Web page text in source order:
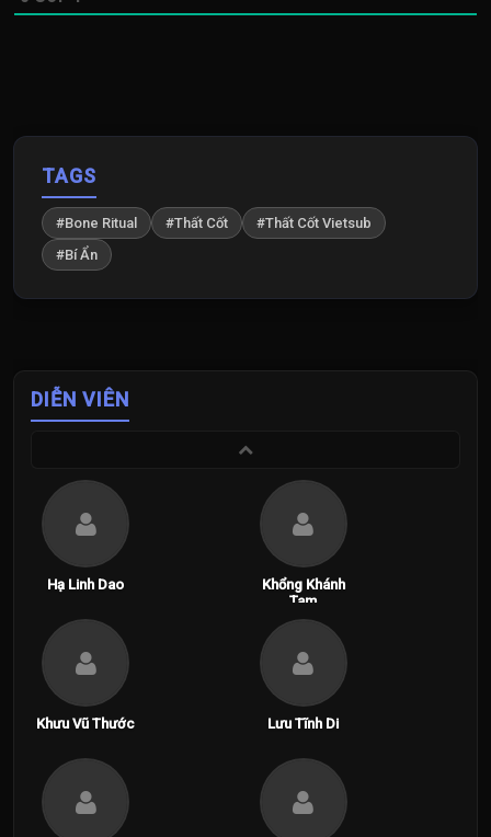
TAGS
#Bone Ritual #Thất Cốt
#Thất Cốt Vietsub
#Bí Ẩn
DIỄN VIÊN
Hạ Linh Dao
Khổng Khánh
Tam
Khưu Vũ Thước Lưu Tĩnh Di